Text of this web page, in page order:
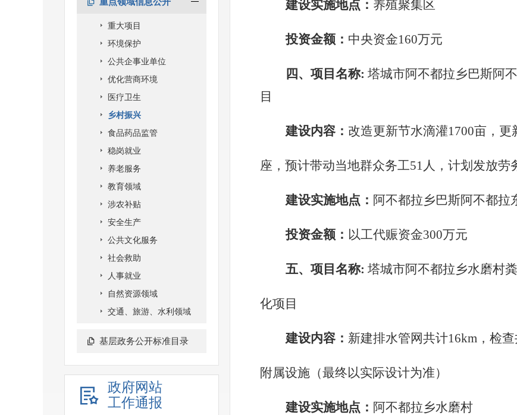
重大项目
环境保护
公共企事业单位
优化营商环境
医疗卫生
乡村振兴
食品药品监管
稳岗就业
养老服务
教育领域
涉农补贴
安全生产
公共文化服务
社会救助
人事就业
自然资源领域
交通、旅游、水利领域
基层政务公开标准目录
政府网站
工作通报
建设实施地点： 养殖聚集区
投资金额： 中央资金160万元
四、项目名称: 塔城市阿不都拉乡巴斯阿
目
建设内容： 改造更新节水滴灌1700亩，更
座，预计带动当地群众务工51人，计划发放劳
建设实施地点： 阿不都拉乡巴斯阿不都拉
投资金额： 以工代赈资金300万元
五、项目名称: 塔城市阿不都拉乡水磨村
化项目
建设内容： 新建排水管网共计16km，检
附属设施（最终以实际设计为准）
建设实施地点： 阿不都拉乡水磨村